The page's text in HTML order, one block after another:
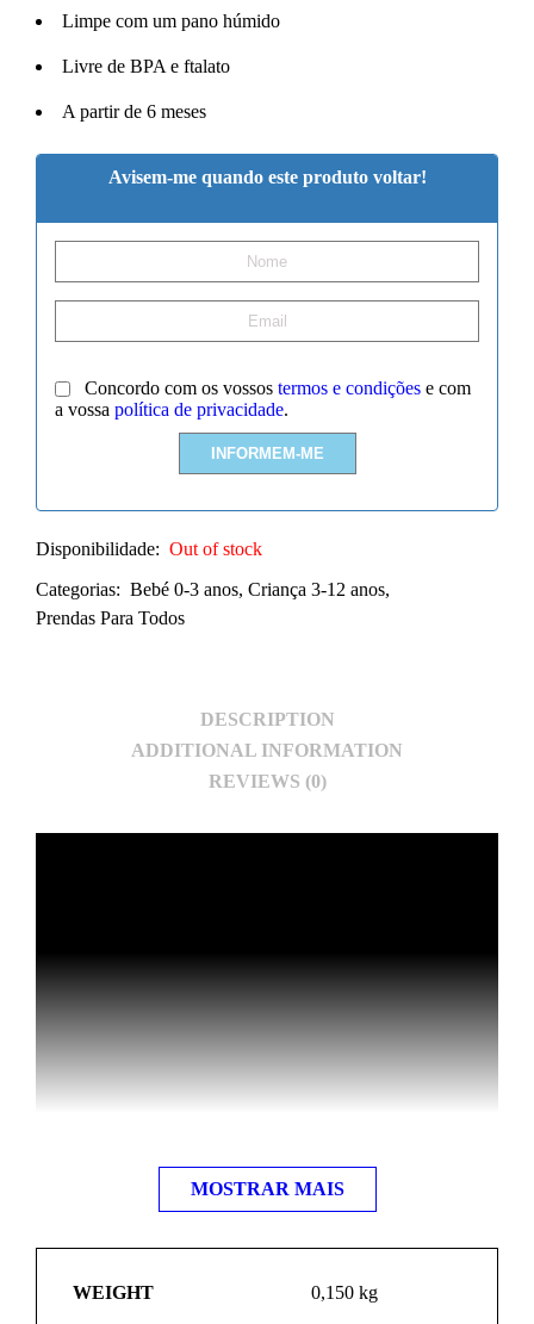
Limpe com um pano húmido
Livre de BPA e ftalato
A partir de 6 meses
Avisem-me quando este produto voltar!
Concordo com os vossos termos e condições e com
a vossa política de privacidade.
Disponibilidade: Out of stock
Categorias: Bebé 0-3 anos, Criança 3-12 anos,
Prendas Para Todos
DESCRIPTION
ADDITIONAL INFORMATION
REVIEWS (0)
MOSTRAR MAIS
WEIGHT 0,150 kg